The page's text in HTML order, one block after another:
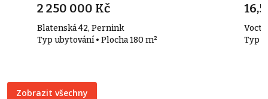
2 250 000 Kč
Blatenská 42, Pernink
Typ ubytování • Plocha 180 m²
Typ
Zobrazit všechny